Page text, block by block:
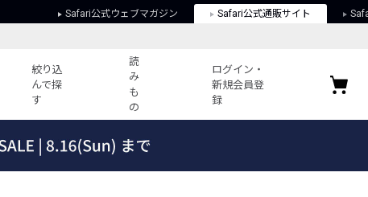
Safari公式ウェブマガジン Safari公式通販サイト
絞り込
んで探
す
読
み
も
の
ログイン・
新規会員登
録
お気に入りブ